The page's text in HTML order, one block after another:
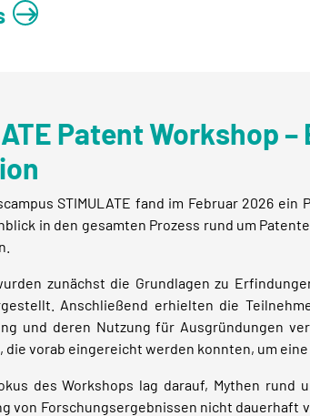
Patent Workshop
STIMULATE fand im Februar 2026
in den gesamten Prozess rund um
zunächst die Grundlagen zu
Anschließend erhielten die
und deren Nutzung für Ausgründungen
die vorab eingereicht werden konnten, um
des Workshops lag darauf, Mythen
von Forschungsergebnissen nicht dauerhaft